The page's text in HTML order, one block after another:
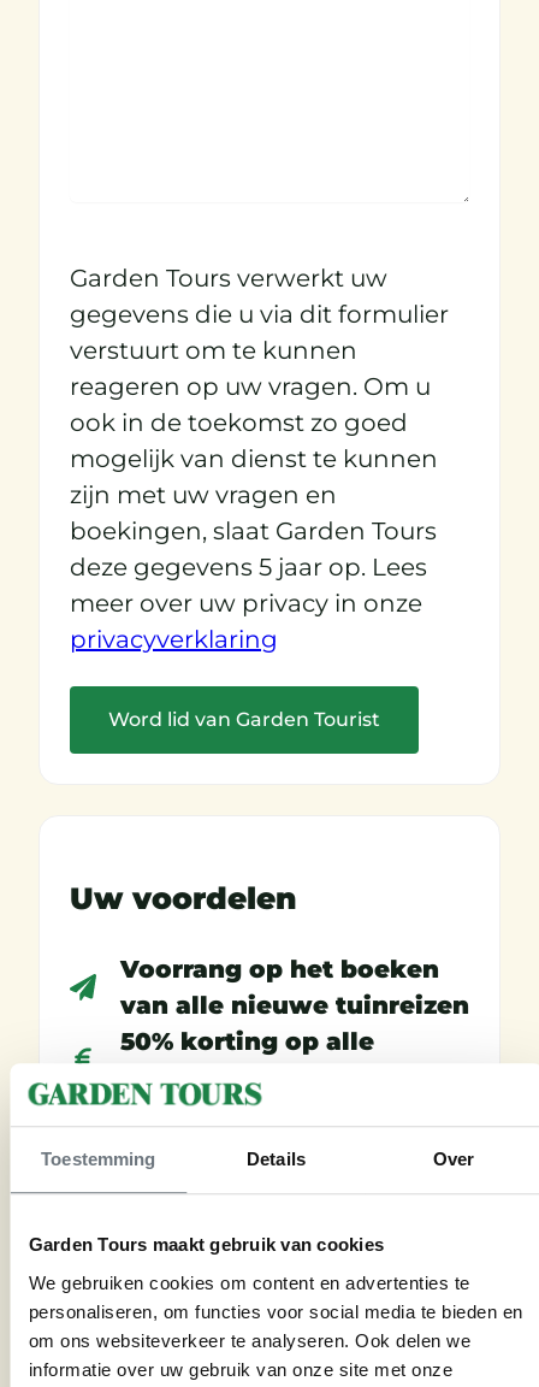
Toestemming Details Over
Garden Tours maakt gebruik van cookies
We gebruiken cookies om content en advertenties te
personaliseren, om functies voor social media te bieden en
om ons websiteverkeer te analyseren. Ook delen we
informatie over uw gebruik van onze site met onze
Garden Tours verwerkt uw
gegevens die u via dit formulier
verstuurt om te kunnen
reageren op uw vragen. Om u
ook in de toekomst zo goed
mogelijk van dienst te kunnen
zijn met uw vragen en
boekingen, slaat Garden Tours
deze gegevens 5 jaar op. Lees
meer over uw privacy in onze
privacyverklaring
Uw voordelen
Voorrang op het boeken
van alle nieuwe tuinreizen
50% korting op alle
reserveringskosten
Ieder jaar twee leuke
attenties
Voorwaarden